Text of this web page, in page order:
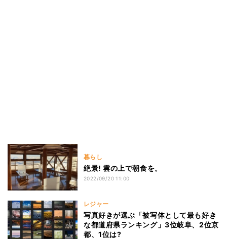
暮らし
絶景! 雲の上で朝食を。
2022/09/20 11:00
レジャー
写真好きが選ぶ「被写体として最も好き
な都道府県ランキング」3位岐阜、2位京
都、1位は?